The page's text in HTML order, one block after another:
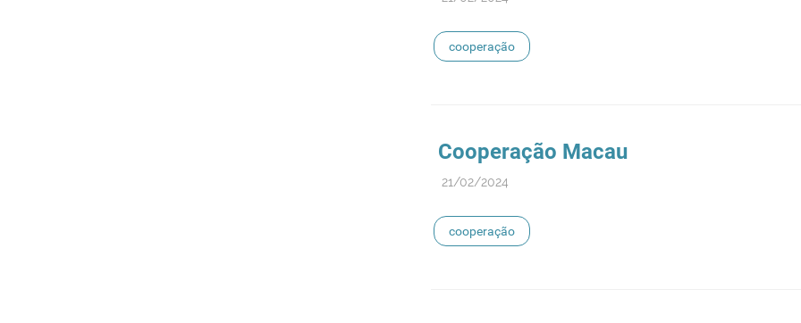
cooperação
Cooperação Macau
21/02/2024
cooperação